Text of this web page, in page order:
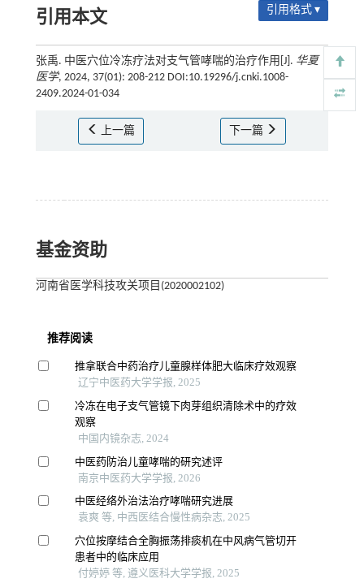
引用本文 引用格式 ▾
张禹. 中医穴位冷冻疗法对支气管哮喘的治疗作用[J]. 华夏
医学, 2024, 37(01): 208-212 DOI:10.19296/j.cnki.1008-
2409.2024-01-034
上一篇 下一篇
基金资助
河南省医学科技攻关项目(2020002102)